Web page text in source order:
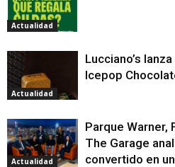
Actualidad
Actualidad
Lucciano’s
Icepop
Actualidad
Parque Warner,
The Garage
convertido en